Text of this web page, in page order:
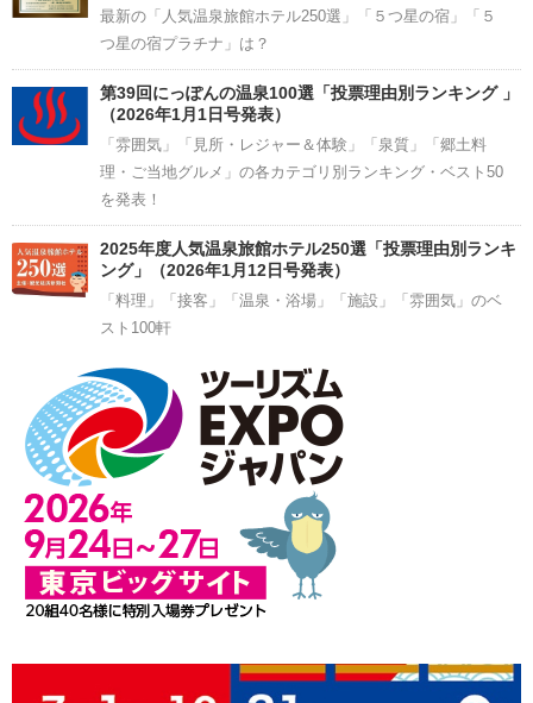
最新の「人気温泉旅館ホテル250選」「５つ星の宿」「５
つ星の宿プラチナ」は？
第39回にっぽんの温泉100選「投票理由別ランキング 」
（2026年1月1日号発表）
「雰囲気」「見所・レジャー＆体験」「泉質」「郷土料
理・ご当地グルメ」の各カテゴリ別ランキング・ベスト50
を発表！
2025年度人気温泉旅館ホテル250選「投票理由別ランキ
ング」（2026年1月12日号発表）
「料理」「接客」「温泉・浴場」「施設」「雰囲気」のベ
スト100軒